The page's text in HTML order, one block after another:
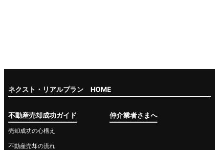
ネクスト・リアルプラン HOME
不動産売却成功ガイド
売却成功の心構え
不動産売却の流れ
仲介業者さまへ